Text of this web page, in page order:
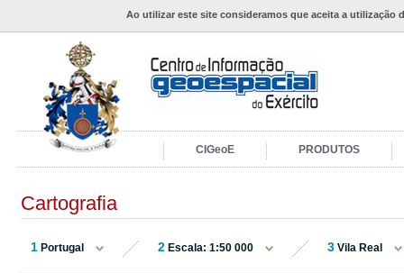
Ao utilizar este site consideramos que aceita a utilização
CIGeoE PRODUTOS
Cartografia
1 Portugal 2 Escala: 1:50 000 3 Vila Real